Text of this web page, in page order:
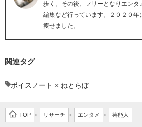
歩く。その後、フリーとなりエン
編集など行っています。２０２０年
痩せました。
関連タグ
ボイスノート × ねとらぼ
TOP > リサーチ > エンタメ > 芸能人